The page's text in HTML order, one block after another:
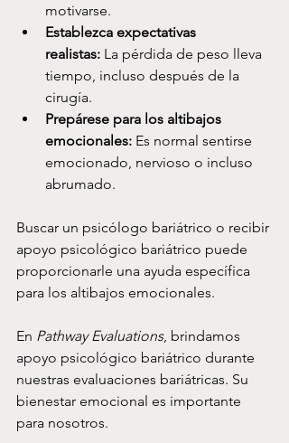
motivarse.
Establezca expectativas
realistas: La pérdida de peso lleva
tiempo, incluso después de la
cirugía.
Prepárese para los altibajos
emocionales: Es normal sentirse
emocionado, nervioso o incluso
abrumado.
Buscar un psicólogo bariátrico o recibir
apoyo psicológico bariátrico puede
proporcionarle una ayuda específica
para los altibajos emocionales.
En Pathway Evaluations, brindamos
apoyo psicológico bariátrico durante
nuestras evaluaciones bariátricas. Su
bienestar emocional es importante
para nosotros.